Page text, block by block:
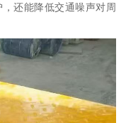
还能降低交通噪声对周